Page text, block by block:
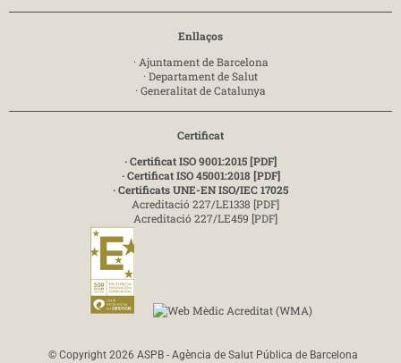
Enllaços
· Ajuntament de Barcelona
· Departament de Salut
· Generalitat de Catalunya
Certificat
· Certificat ISO 9001:2015 [PDF]
· Certificat ISO 45001:2018 [PDF]
· Certificats UNE-EN ISO/IEC 17025
Acreditació 227/LE1338 [PDF]
Acreditació 227/LE459 [PDF]
© Copyright 2026 ASPB - Agència de Salut Pública de Barcelona